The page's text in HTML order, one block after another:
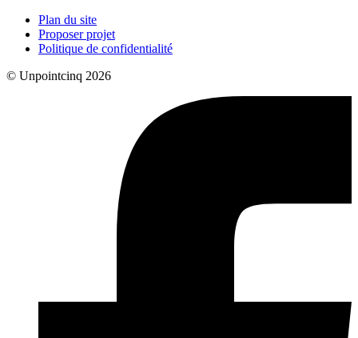
Plan du site
Proposer projet
Politique de confidentialité
© Unpointcinq 2026